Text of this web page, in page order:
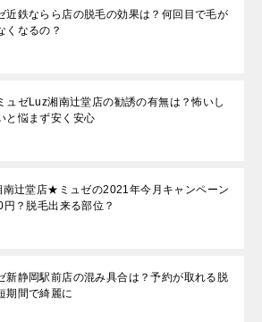
近鉄ならら店の脱毛の効果は？何回目で毛が
くなるの？
ュゼLuz湘南辻堂店の勧誘の有無は？怖いし
と悩まず安く安心
南辻堂店★ミュゼの2021年今月キャンペーン
円？脱毛出来る部位？
新静岡駅前店の混み具合は？予約が取れる脱
期間で綺麗に